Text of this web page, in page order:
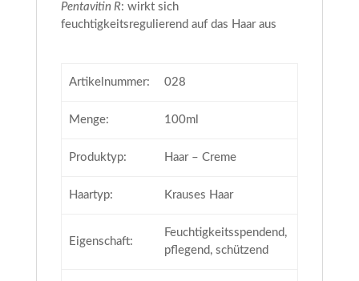
Pentavitin R: wirkt sich
feuchtigkeitsregulierend auf das Haar aus
Artikelnummer: 028
Menge: 100ml
Produktyp: Haar – Creme
Haartyp: Krauses Haar
Eigenschaft:
Feuchtigkeitsspendend,
pflegend, schützend